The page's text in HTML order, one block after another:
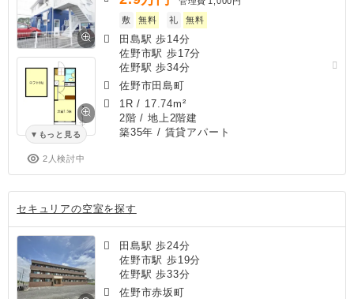
もっと見る
2人検討中
敷
無料 礼 無料
田島駅 歩14分
佐野市駅 歩17分
佐野駅 歩34分
佐野市田島町
1R / 17.74m²
2階 / 地上2階建
築35年 / 賃貸アパート
セキュリアの空室を探す
田島駅 歩24分
佐野市駅 歩19分
佐野駅 歩33分
佐野市赤坂町